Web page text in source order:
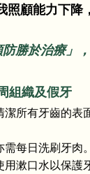
照顧能力下降
防勝於治療」
組織及假牙
所有牙齒的
每日洗刷牙
用漱口水以保護